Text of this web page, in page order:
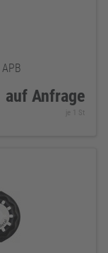
APB
auf Anfrage
je 1 St